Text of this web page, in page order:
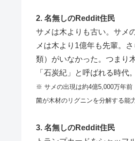
2. 名無しのReddit住民
サメは木よりも古い。サメ
メは木より1億年も先輩。
類）がいなかった。つまり
「石炭紀」と呼ばれる時代
※ サメの出現は約4億5,000万年前
菌が木材のリグニンを分解する能
3. 名無しのReddit住民